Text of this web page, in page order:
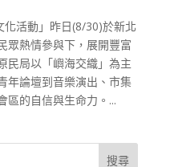
化活動」昨日(8/30)於新北
眾熱情參與下，展開豐富
民局以「嶼海交織」為主
年論壇到音樂演出、市集
區的自信與生命力。...
搜尋